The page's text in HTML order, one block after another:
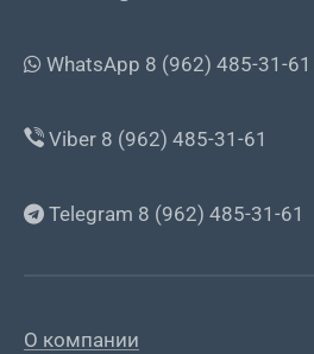
WhatsApp 8 (962) 485-31-61
Viber 8 (962) 485-31-61
Telegram 8 (962) 485-31-61
О компании